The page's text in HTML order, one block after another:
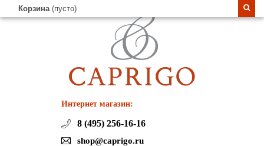
Корзина (пусто)
Интернет магазин:
8 (495) 256-16-16
shop@caprigo.ru